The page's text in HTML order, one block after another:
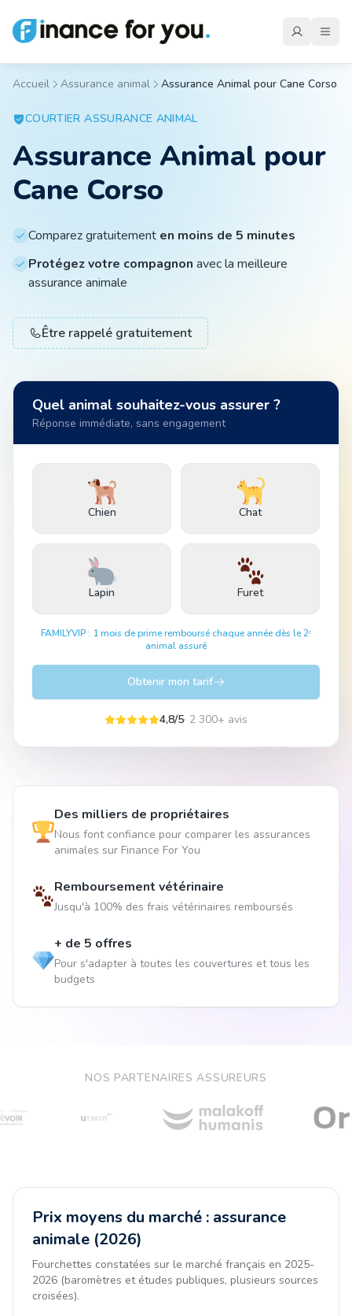
Emprunteur
Moto
Habitation
Animal
Pro
Accueil Assurance animal Assurance Animal pour Cane Corso
COURTIERASSURANCE ANIMAL
Assurance Animal pour
Cane Corso
Comparez gratuitement en moins de 5 minutes
Protégez votre compagnon avec la meilleure
assurance animale
Être rappelé gratuitement
Quel animal souhaitez-vous assurer ?
Réponse immédiate, sans engagement
Chien Chat
Lapin Furet
FAMILYVIP : 1 mois de prime remboursé chaque année dès le 2ᵉ
animal assuré
Obtenir mon tarif
4,8/5· 2 300+ avis
Des milliers de propriétaires
Nous font confiance pour comparer les assurances
animales sur Finance For You
Remboursement vétérinaire
Jusqu'à 100% des frais vétérinaires remboursés
+ de 5 offres
Pour s'adapter à toutes les couvertures et tous les
budgets
NOS PARTENAIRES ASSUREURS
Prix moyens du marché : assurance
animale (2026)
Fourchettes constatées sur le marché français en 2025-
2026 (baromètres et études publiques, plusieurs sources
croisées).